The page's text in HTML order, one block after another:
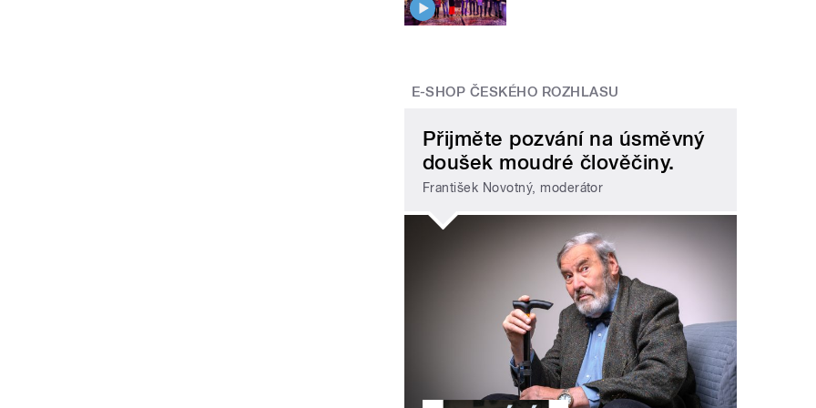
E-SHOP ČESKÉHO ROZHLASU
Přijměte pozvání na úsměvný
doušek moudré člověčiny.
František Novotný, moderátor